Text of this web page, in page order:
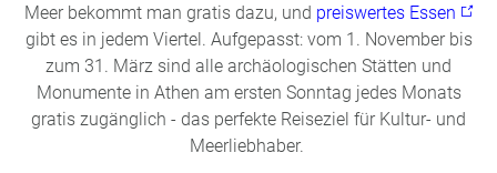
Meer bekommt man gratis dazu, und preiswertes Essen
gibt es in jedem Viertel. Aufgepasst: vom 1. November bis
zum 31. März sind alle archäologischen Stätten und
Monumente in Athen am ersten Sonntag jedes Monats
gratis zugänglich - das perfekte Reiseziel für Kultur- und
Meerliebhaber.